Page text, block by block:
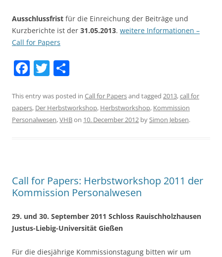
Ausschlussfrist für die Einreichung der Beiträge und
Kurzberichte ist der 31.05.2013. weitere Informationen –
Call for Papers
F
c
e
k
T
itt
er
ar
e
This entry was posted in Call for Papersand tagged 2013,call for
papers, Der Herbstworkshop, Herbstworkshop, Kommission
Personalwesen,VHBon 10. December 2012 bySimon Jebsen.
Call for Papers: Herbstworkshop 2011 der
Kommission Personalwesen
29. und 30. September 2011 Schloss Rauischholzhausen
Justus-Liebig-Universität Gießen
Für die diesjährige Kommissionstagung bitten wir um